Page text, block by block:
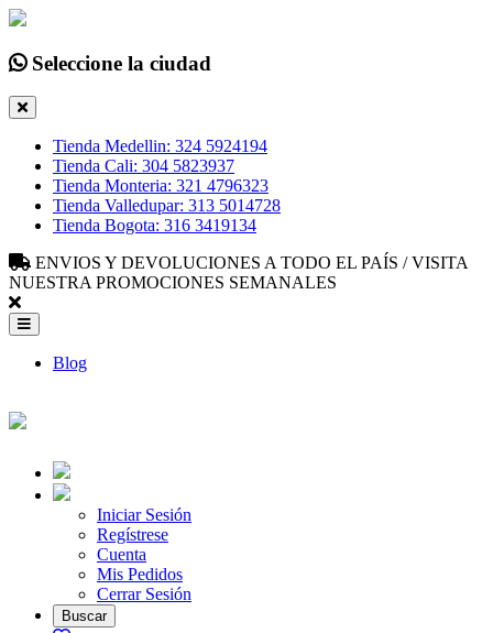
Seleccione la ciudad
Tienda Medellin: 324 5924194
Tienda Cali: 304 5823937
Tienda Monteria: 321 4796323
Tienda Valledupar: 313 5014728
Tienda Bogota: 316 3419134
ENVIOS Y DEVOLUCIONES A TODO EL PAÍS / VISITA
NUESTRA PROMOCIONES SEMANALES
Blog
Iniciar Sesión
Regístrese
Cuenta
Mis Pedidos
Cerrar Sesión